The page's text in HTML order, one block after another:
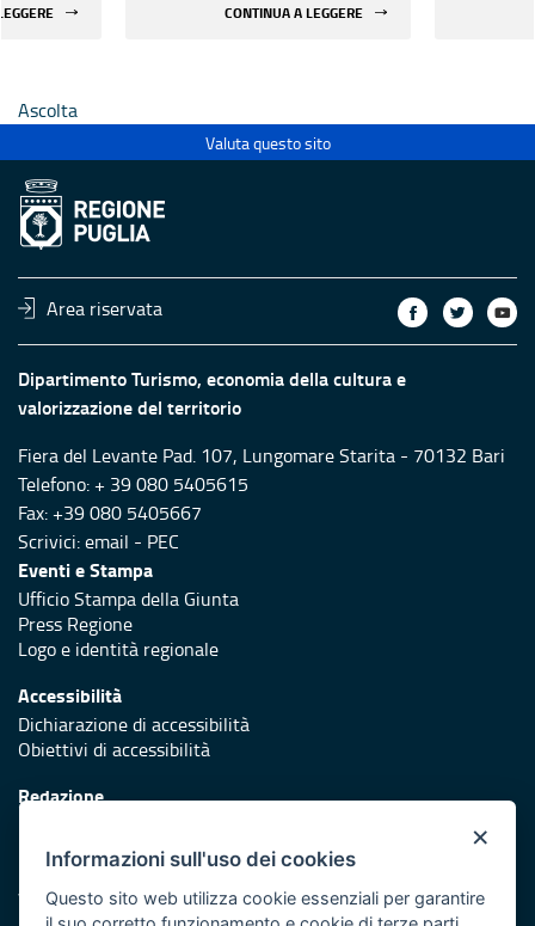
CONTINUA A LEGGERE
Ascolta
Valuta questo sito
Area riservata
Dipartimento Turismo, economia della cultura e
valorizzazione del territorio
Fiera del Levante Pad. 107, Lungomare Starita - 70132 Bari
Telefono: + 39 080 5405615
Fax: +39 080 5405667
Scrivici:email - PEC
Eventi e Stampa
Ufficio Stampa della Giunta
Press Regione
Logo e identità regionale
Accessibilità
Dichiarazione di accessibilità
Obiettivi di accessibilità
Redazione
Protezione civile
Vai al sito di Protezione Civile Puglia
×
Informazioni sull'uso dei cookies
Questo sito web utilizza cookie essenziali per garantire